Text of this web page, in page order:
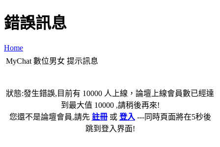
錯誤訊息
Home
MyChat 數位男女 提示訊息
狀態:發生錯誤,目前有 10000 人上線，論壇上線會員數已經達
到最大值 10000 ,請稍後再來!
您還不是論壇會員,請先 註冊或 登入 ---同時頁面將在5秒後
跳到登入界面!